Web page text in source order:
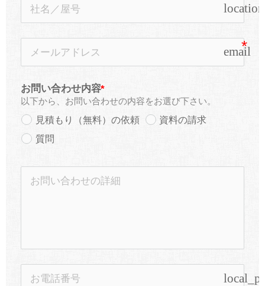
email
お問い合わせ内容
以下から、お問い合わせの内容をお選び下さい。
見積もり（無料）の依頼
資料の請求
質問